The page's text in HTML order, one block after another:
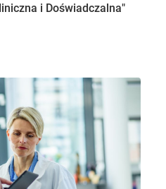
i Doświadczalna"